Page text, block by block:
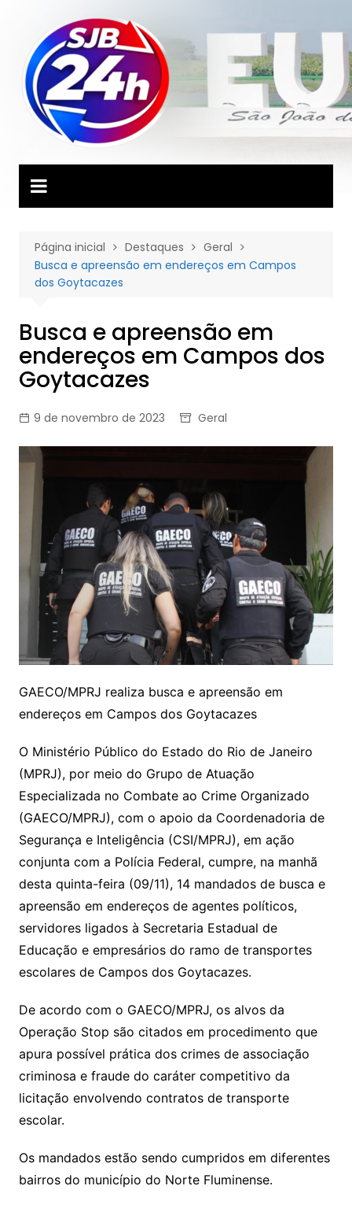
conteúdo
Página inicial Destaques
Geral
Busca e apreensão em endereços em Campos
dos Goytacazes
Busca e apreensão em
endereços em Campos dos
Goytacazes
9 de novembro de 2023 Geral
GAECO/MPRJ realiza busca e apreensão em
endereços em Campos dos Goytacazes
O Ministério Público do Estado do Rio de Janeiro
(MPRJ), por meio do Grupo de Atuação
Especializada no Combate ao Crime Organizado
(GAECO/MPRJ), com o apoio da Coordenadoria de
Segurança e Inteligência (CSI/MPRJ), em ação
conjunta com a Polícia Federal, cumpre, na manhã
desta quinta-feira (09/11), 14 mandados de busca e
apreensão em endereços de agentes políticos,
servidores ligados à Secretaria Estadual de
Educação e empresários do ramo de transportes
escolares de Campos dos Goytacazes.
De acordo com o GAECO/MPRJ, os alvos da
Operação Stop são citados em procedimento que
apura possível prática dos crimes de associação
criminosa e fraude do caráter competitivo da
licitação envolvendo contratos de transporte
escolar.
Os mandados estão sendo cumpridos em diferentes
bairros do município do Norte Fluminense.